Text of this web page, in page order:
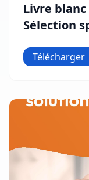
Livre blanc
Sélection
Télécharger